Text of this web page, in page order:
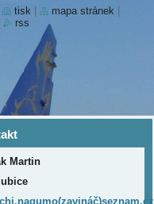
Martin
tisk mapa stránek
rss